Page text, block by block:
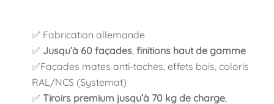
✅ Fabrication allemande
✅ Jusqu’à 60 façades, finitions haut de gamme
✅Façades mates anti-taches, effets bois, coloris
RAL/NCS (Systemat)
✅ Tiroirs premium jusqu’à 70 kg de charge,